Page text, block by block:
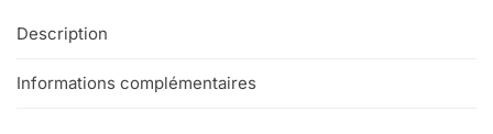
Description
Informations complémentaires